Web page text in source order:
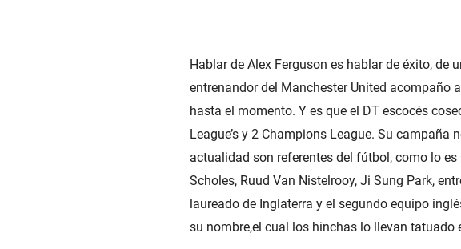
Hablar de Alex Ferguson es hablar de éxito,
entrenandor del Manchester United acompaño
hasta el momento. Y es que el DT escocés
League’s y 2 Champions League. Su
actualidad son referentes del fútbol, como lo es
Scholes, Ruud Van Nistelrooy, Ji Sung Park,
laureado de Inglaterra y el segundo equipo
su nombre,el cual los hinchas lo llevan tatuado